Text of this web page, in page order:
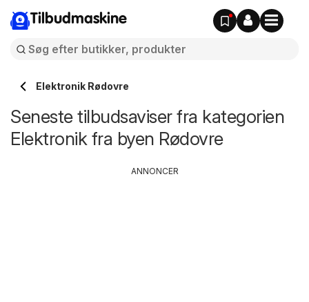
Tilbudmaskine
Elektronik Rødovre
Seneste tilbudsaviser fra kategorien
Elektronik fra byen Rødovre
ANNONCER